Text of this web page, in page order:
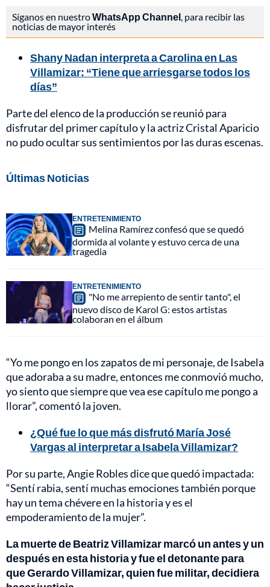
Síganos en nuestroWhatsApp Channel , para recibir las
noticias de mayor interés
Shany Nadan interpreta a Carolina en Las
Villamizar: “Tiene que arriesgarse todos los
días”
Parte del elenco de la producción se reunió para
disfrutar del primer capítulo y la actriz Cristal Aparicio
no pudo ocultar sus sentimientos por las duras escenas.
Últimas Noticias
ENTRETENIMIENTO
Melina Ramírez confesó que se quedó
dormida al volante y estuvo cerca de una
tragedia
ENTRETENIMIENTO
"No me arrepiento de sentir tanto", el
nuevo disco de Karol G: estos artistas
colaboran en el álbum
“Yo me pongo en los zapatos de mi personaje, de Isabela
que adoraba a su madre, entonces me conmovió mucho,
yo siento que siempre que vea ese capítulo me pongo a
llorar”, comentó la joven.
¿Qué fue lo que más disfrutó María José
Vargas al interpretar a Isabela Villamizar?
Por su parte, Angie Robles dice que quedó impactada:
“Sentí rabia, sentí muchas emociones también porque
hay un tema chévere en la historia y es el
empoderamiento de la mujer”.
La muerte de Beatriz Villamizar marcó un antes y un
después en esta historia y fue el detonante para
que Gerardo Villamizar, quien fue militar, decidiera